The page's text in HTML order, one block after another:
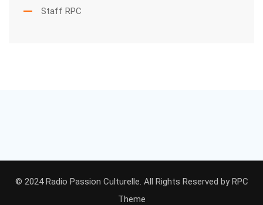
Staff RPC
© 2024 Radio Passion Culturelle. All Rights Reserved byRPC
Theme